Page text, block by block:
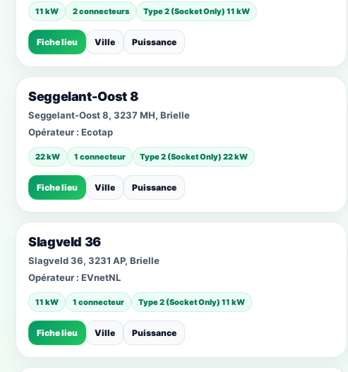
11 kW 2 connecteurs Type 2 (Socket Only) 11 kW
Fiche lieu Ville Puissance
Seggelant-Oost 8
Seggelant-Oost 8, 3237 MH, Brielle
Opérateur : Ecotap
22 kW 1 connecteur Type 2 (Socket Only) 22 kW
Fiche lieu Ville Puissance
Slagveld 36
Slagveld 36, 3231 AP, Brielle
Opérateur : EVnetNL
11 kW 1 connecteur Type 2 (Socket Only) 11 kW
Fiche lieu Ville Puissance